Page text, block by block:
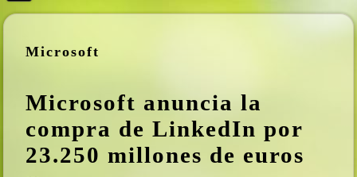
Microsoft
Microsoft anuncia la
compra de LinkedIn por
23.250 millones de euros